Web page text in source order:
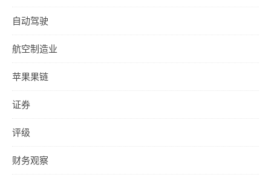
自动驾驶
航空制造业
苹果果链
证券
评级
财务观察